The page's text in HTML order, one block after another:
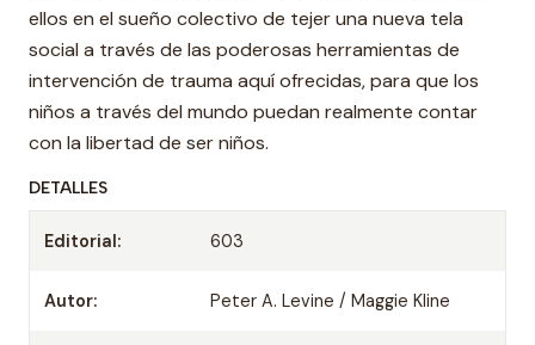
ellos en el sueño colectivo de tejer una nueva tela
social a través de las poderosas herramientas de
intervención de trauma aquí ofrecidas, para que los
niños a través del mundo puedan realmente contar
con la libertad de ser niños.
DETALLES
Editorial: 603
Autor: Peter A. Levine / Maggie Kline